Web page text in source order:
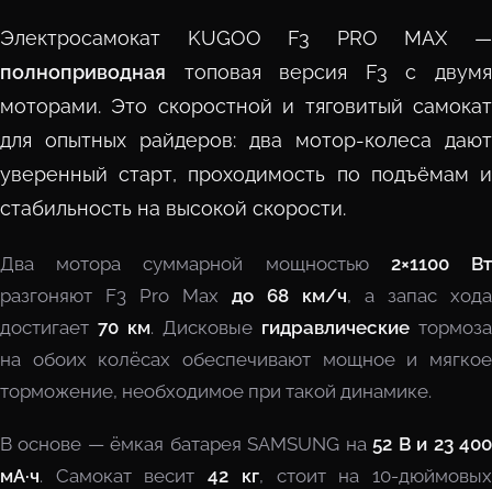
Электросамокат KUGOO F3 PRO MAX —
полноприводная топовая версия F3 с двумя
моторами. Это скоростной и тяговитый самокат
для опытных райдеров: два мотор-колеса дают
уверенный старт, проходимость по подъёмам и
стабильность на высокой скорости.
Два мотора суммарной мощностью 2×1100 Вт
разгоняют F3 Pro Max до 68 км/ч, а запас хода
достигает 70 км. Дисковые гидравлические тормоза
на обоих колёсах обеспечивают мощное и мягкое
торможение, необходимое при такой динамике.
В основе — ёмкая батарея SAMSUNG на 52 В и 23 400
мА·ч. Самокат весит42 кг, стоит на 10-дюймовых